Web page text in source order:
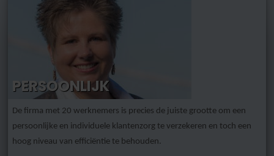
PERSOONLIJK
De firma met 20 werknemers is precies de juiste grootte om een
persoonlijke en individuele klantenzorg te verzekeren en toch een
hoog niveau van efficiëntie te behouden.